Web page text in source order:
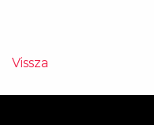
Vissza